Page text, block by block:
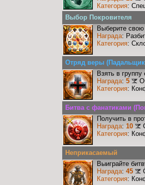
Категория:
Выбор Покровителя
Выберите свою
Награда:
Категория:
Отряд веры
Взять в
Награда: 5
Категория:
Битва с фанатиками
Получить в
Награда: 10
Категория:
Неприкасаемый
Выиграйте
Награда: 45
Категория: